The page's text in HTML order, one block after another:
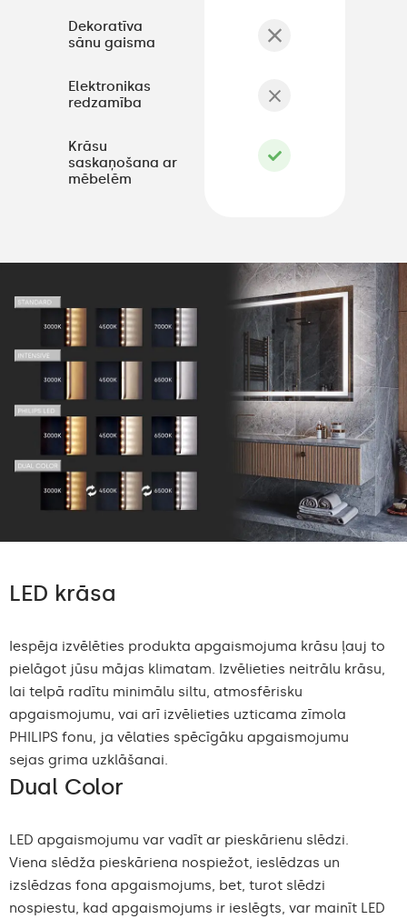
Dekoratīva
sānu gaisma
Elektronikas
redzamība
Krāsu
saskaņošana ar
mēbelēm
LED krāsa
Iespēja izvēlēties produkta apgaismojuma krāsu ļauj to
pielāgot jūsu mājas klimatam. Izvēlieties neitrālu krāsu,
lai telpā radītu minimālu siltu, atmosfērisku
apgaismojumu, vai arī izvēlieties uzticama zīmola
PHILIPS fonu, ja vēlaties spēcīgāku apgaismojumu
sejas grima uzklāšanai.
Dual Color
LED apgaismojumu var vadīt ar pieskārienu slēdzi.
Viena slēdža pieskāriena nospiežot, ieslēdzas un
izslēdzas fona apgaismojums, bet, turot slēdzi
nospiestu, kad apgaismojums ir ieslēgts, var mainīt LED